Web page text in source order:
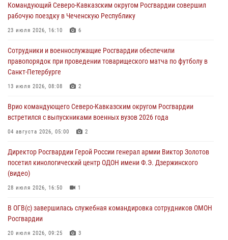
Росгвардейцы провели выставку вооружения для участников сбора
«Гвардеец» в Пензе (видео)
06 августа 2026, 12:00
В Курске росгвардейцы приняли участие в митинге, посвященном
второй годовщине вторжения ВСУ на территорию области
06 августа 2026, 11:56
угрожавшего подростку травматическим пистолетом
06 августа 2026, 11:33
крупная нарколаборатория
Командующий Северо-Кавказским округом Росгвардии совершил
рабочую поездку в Чеченскую Республику
23 июля 2026, 16:10 6
Сотрудники и военнослужащие Росгвардии обеспечили
правопорядок при проведении товарищеского матча по футболу в
Санкт-Петербурге
13 июля 2026, 08:08 2
Врио командующего Северо-Кавказским округом Росгвардии
встретился с выпускниками военных вузов 2026 года
04 августа 2026, 05:00 2
Директор Росгвардии Герой России генерал армии Виктор Золотов
посетил кинологический центр ОДОН имени Ф.Э. Дзержинского
(видео)
28 июля 2026, 16:50 1
В ОГВ(с) завершилась служебная командировка сотрудников ОМОН
Росгвардии
20 июля 2026, 09:25 3